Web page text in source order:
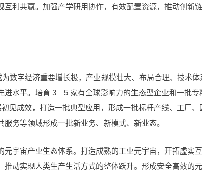
利共赢。加强产学研用协作，有效配置资源，推动创新
数字经济重要增长极，产业规模壮大、布局合理、技术体
水平。培育 3—5 家有全球影响力的生态型企业和一批专
见成效，打造一批典型应用，形成一批标杆产线、工厂、
务等领域形成一批新业务、新模式、新业态。
宇宙产业生态体系。打造成熟的工业元宇宙，开拓虚实
动实现人类生产生活方式的整体跃升。形成安全高效的